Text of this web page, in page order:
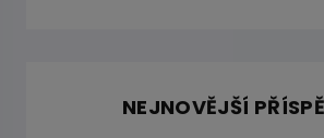
NEJNOVĚJŠÍ